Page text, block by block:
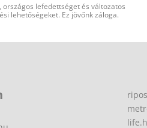
lefedettséget és változatos
lehetőségeket. Ez jövőnk záloga.